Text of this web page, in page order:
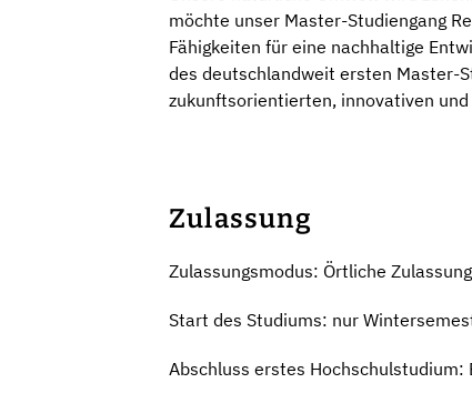
möchte unser Master-Studiengang
Fähigkeiten für eine nachhaltige
des deutschlandweit ersten Master-
zukunftsorientierten, innovativen
Zulassung
Zulassungsmodus: Örtliche
Start des Studiums: nur
Abschluss erstes Hochschulstudium: